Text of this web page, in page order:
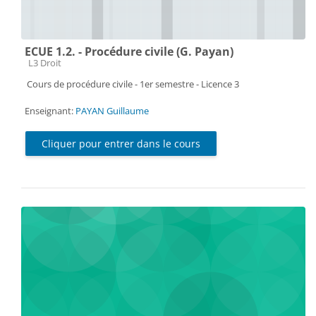
ECUE 1.2. - Procédure civile (G. Payan)
Catégorie de cours
L3 Droit
Cours de procédure civile - 1er semestre - Licence 3
Enseignant: PAYAN Guillaume
Cliquer pour entrer dans le cours